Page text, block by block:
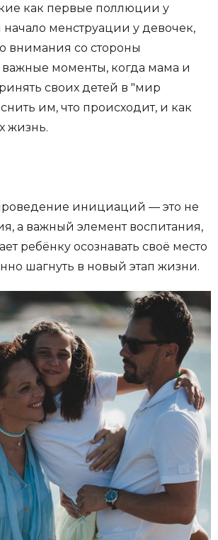
как первые поллюции у
менструации у девочек,
внимания со стороны
важные моменты, когда мама и
своих детей в "мир
им, что происходит, и как
жизнь.
инициаций — это не
а важный элемент воспитания,
ребёнку осознавать своё место
шагнуть в новый этап жизни.